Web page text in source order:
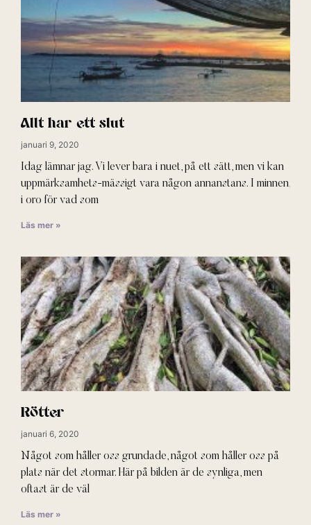
Allt har ett slut
januari 9, 2020
Idag lämnar jag. Vi lever bara i nuet, på ett sätt, men vi kan
uppmärksamhets-mässigt vara någon annanstans. I minnen,
i oro för vad som
Läs mer »
Rötter
januari 6, 2020
Något som håller oss grundade, något som håller oss på
plats när det stormar. Här på bilden är de synliga, men
oftast är de väl
Läs mer »